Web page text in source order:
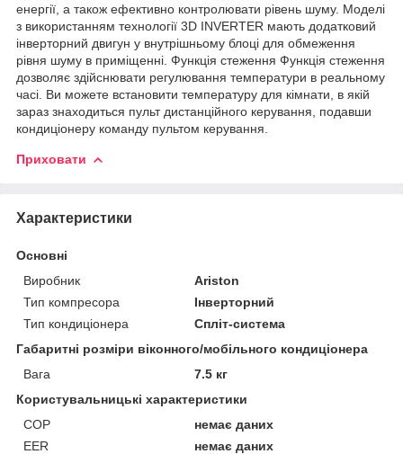
енергії, а також ефективно контролювати рівень шуму. Моделі
з використанням технології 3D INVERTER мають додатковий
інверторний двигун у внутрішньому блоці для обмеження
рівня шуму в приміщенні. Функція стеження Функція стеження
дозволяє здійснювати регулювання температури в реальному
часі. Ви можете встановити температуру для кімнати, в якій
зараз знаходиться пульт дистанційного керування, подавши
кондиціонеру команду пультом керування.
Приховати
Характеристики
Основні
Виробник
Ariston
Тип компресора
Інверторний
Тип кондиціонера
Спліт-система
Габаритні розміри віконного/мобільного кондиціонера
Вага
7.5 кг
Користувальницькі характеристики
COP
немає даних
EER
немає даних